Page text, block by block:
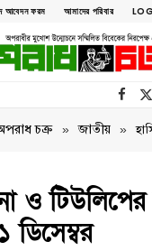
আবেদন ফরম আমাদের পরিবার
চক্র » জাতীয় » হাসিনা,
ও টিউলিপের
ডিসেম্বর